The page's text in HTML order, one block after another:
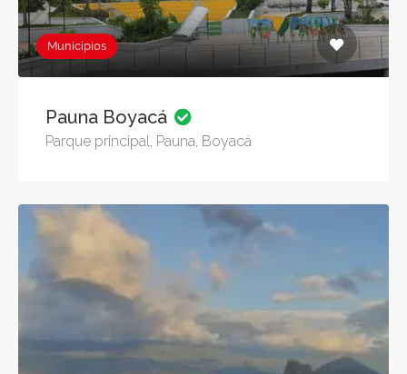
Municipios
Pauna Boyacá
Parque principal, Pauna, Boyacá